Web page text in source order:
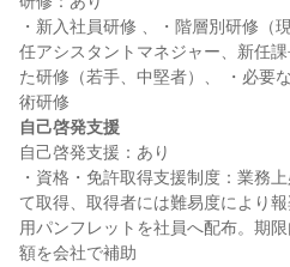
・新入社員研修 、・階層別研修（
任アシスタントマネジャー、新任
た研修（若手、中堅者）、 ・必要
自己啓発支援
自己啓発支援：あり
・資格・免許取得支援制度：業務
て取得、取得者には難易度により
用パンフレットを社員へ配布。期